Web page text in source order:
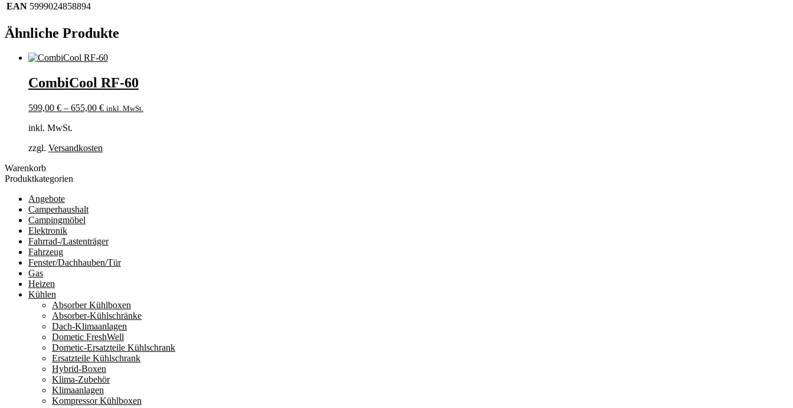
EAN 5999024858894
Ähnliche Produkte
CombiCool RF-60
599,00 € – 655,00 € inkl. MwSt.
inkl. MwSt.
zzgl. Versandkosten
Warenkorb
Produktkategorien
Angebote
Camperhaushalt
Campingmöbel
Elektronik
Fahrrad-/Lastenträger
Fahrzeug
Fenster/Dachhauben/Tür
Gas
Heizen
Kühlen
Absorber Kühlboxen
Absorber-Kühlschränke
Dach-Klimaanlagen
Dometic FreshWell
Dometic-Ersatzteile Kühlschrank
Ersatzteile Kühlschrank
Hybrid-Boxen
Klima-Zubehör
Klimaanlagen
Kompressor Kühlboxen